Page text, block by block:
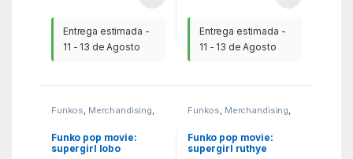
Entrega estimada -
11 - 13 de Agosto
Entrega estimada -
11 - 13 de Agosto
Funkos Merchandising
Funko pop movie:
supergirl lobo
Funkos Merchandising
Funko pop movie:
supergirl ruthye